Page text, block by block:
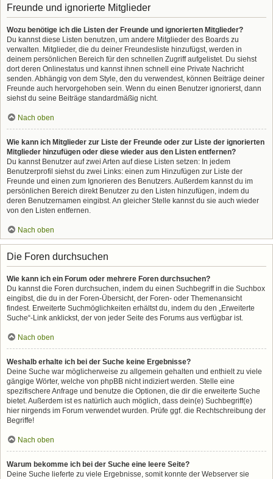
Freunde und ignorierte Mitglieder
Wozu benötige ich die Listen der Freunde und ignorierten Mitglieder?
Du kannst diese Listen benutzen, um andere Mitglieder des Boards zu
verwalten. Mitglieder, die du deiner Freundesliste hinzufügst, werden in
deinem persönlichen Bereich für den schnellen Zugriff aufgelistet. Du siehst
dort deren Onlinestatus und kannst ihnen schnell eine Private Nachricht
senden. Abhängig von dem Style, den du verwendest, können Beiträge deiner
Freunde auch hervorgehoben sein. Wenn du einen Benutzer ignorierst, dann
siehst du seine Beiträge standardmäßig nicht.
Nach oben
Wie kann ich Mitglieder zur Liste der Freunde oder zur Liste der ignorierten
Mitglieder hinzufügen oder diese wieder aus den Listen entfernen?
Du kannst Benutzer auf zwei Arten auf diese Listen setzen: In jedem
Benutzerprofil siehst du zwei Links: einen zum Hinzufügen zur Liste der
Freunde und einen zum Ignorieren des Benutzers. Außerdem kannst du im
persönlichen Bereich direkt Benutzer zu den Listen hinzufügen, indem du
deren Benutzernamen eingibst. An gleicher Stelle kannst du sie auch wieder
von den Listen entfernen.
Nach oben
Die Foren durchsuchen
Wie kann ich ein Forum oder mehrere Foren durchsuchen?
Du kannst die Foren durchsuchen, indem du einen Suchbegriff in die Suchbox
eingibst, die du in der Foren-Übersicht, der Foren- oder Themenansicht
findest. Erweiterte Suchmöglichkeiten erhältst du, indem du den „Erweiterte
Suche“-Link anklickst, der von jeder Seite des Forums aus verfügbar ist.
Nach oben
Weshalb erhalte ich bei der Suche keine Ergebnisse?
Deine Suche war möglicherweise zu allgemein gehalten und enthielt zu viele
gängige Wörter, welche von phpBB nicht indiziert werden. Stelle eine
spezifischere Anfrage und benutze die Optionen, die dir die erweiterte Suche
bietet. Außerdem ist es natürlich auch möglich, dass dein(e) Suchbegriff(e)
hier nirgends im Forum verwendet wurden. Prüfe ggf. die Rechtschreibung der
Begriffe!
Nach oben
Warum bekomme ich bei der Suche eine leere Seite?
Deine Suche lieferte zu viele Ergebnisse, somit konnte der Webserver sie